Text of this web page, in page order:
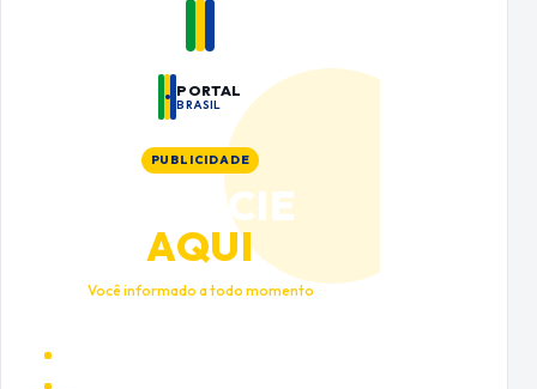
PORTAL
BRASIL
PUBLICIDADE
ANUNCIE
AQUI
Você informado a todo momento